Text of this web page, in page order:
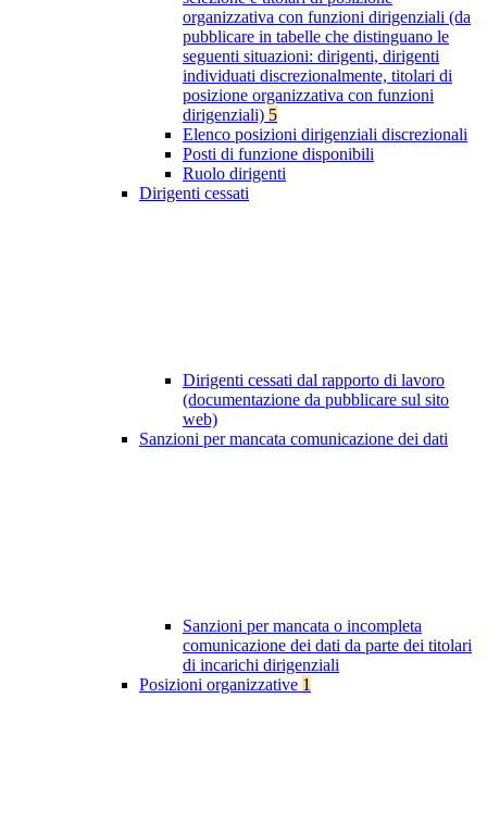
organizzativa con funzioni dirigenziali (da
pubblicare in tabelle che distinguano le
seguenti situazioni: dirigenti, dirigenti
individuati discrezionalmente, titolari di
posizione organizzativa con funzioni
dirigenziali) 5
Elenco posizioni dirigenziali discrezionali
Posti di funzione disponibili
Ruolo dirigenti
Dirigenti cessati
Dirigenti cessati dal rapporto di lavoro
(documentazione da pubblicare sul sito
web)
Sanzioni per mancata comunicazione dei dati
Sanzioni per mancata o incompleta
comunicazione dei dati da parte dei titolari
di incarichi dirigenziali
Posizioni organizzative 1